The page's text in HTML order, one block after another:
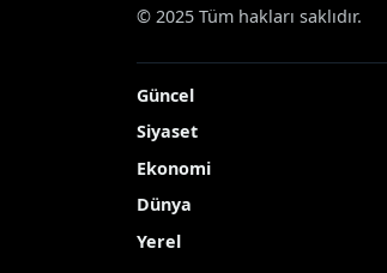
© 2025 Tüm hakları saklıdır.
Güncel
Siyaset
Ekonomi
Dünya
Yerel